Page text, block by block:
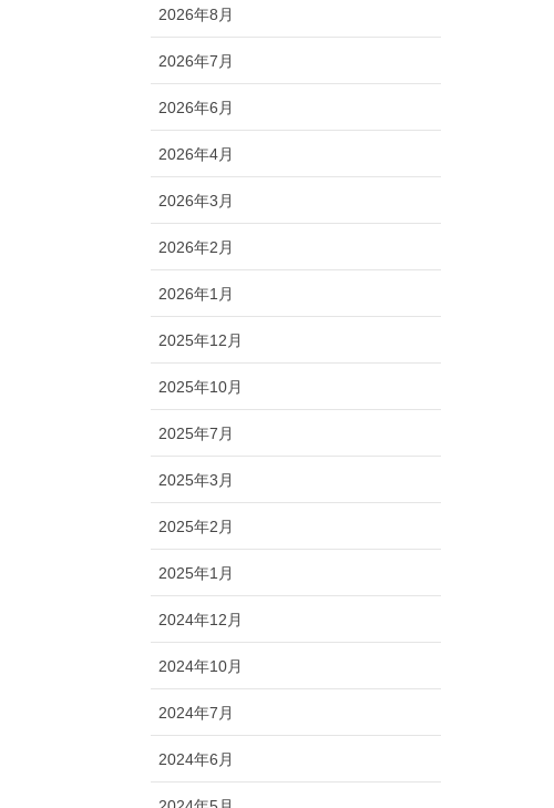
2026年8月
2026年7月
2026年6月
2026年4月
2026年3月
2026年2月
2026年1月
2025年12月
2025年10月
2025年7月
2025年3月
2025年2月
2025年1月
2024年12月
2024年10月
2024年7月
2024年6月